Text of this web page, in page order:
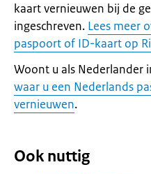
kaart vernieuwen bij de
ingeschreven. Lees meer
paspoort of ID-kaart op
Woont u als Nederlander
waar u een Nederlands
vernieuwen.
Ook nuttig